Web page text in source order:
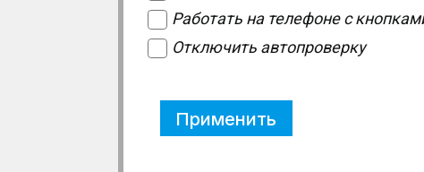
Работать на телефоне с
Отключить автопроверку
Применить